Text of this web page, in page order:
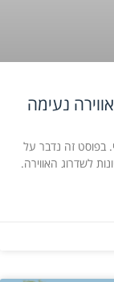
נעימה
בפוסט זה נדבר על
לשדרוג האווירה.